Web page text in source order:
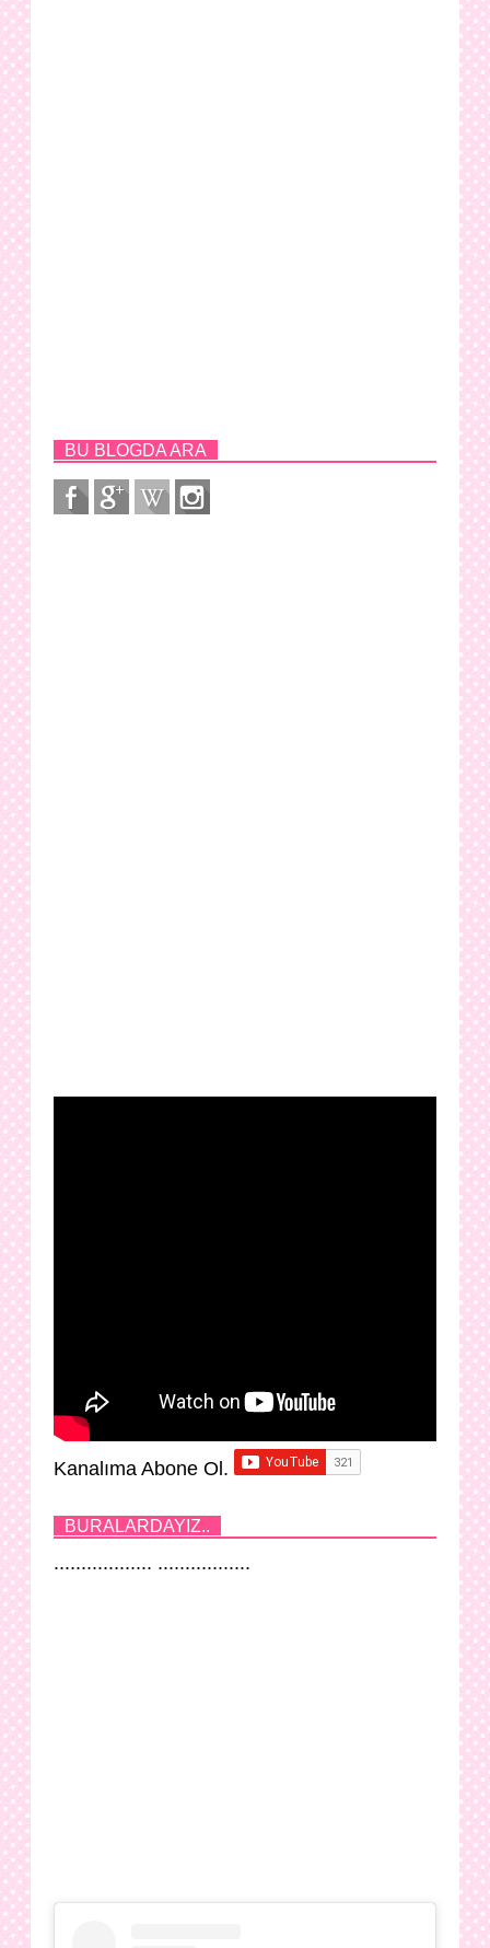
BU BLOGDA ARA
Kanalıma Abone Ol.
BURALARDAYIZ..
.................. .................